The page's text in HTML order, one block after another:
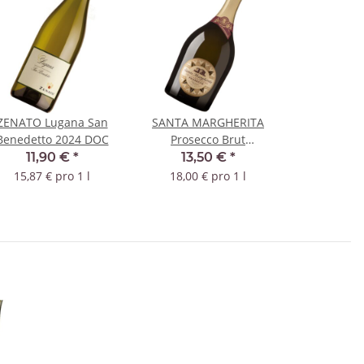
Lugana San
2024 DOC
11,90 € *
15,87 € pro 1 l
SANTA MARGHERITA
Prosecco Brut
Valdobbiadene DOCG
13,50 € *
18,00 € pro 1 l